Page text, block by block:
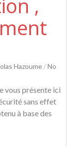
,
Hazoume /No
vous présente ici
sans effet
à base des